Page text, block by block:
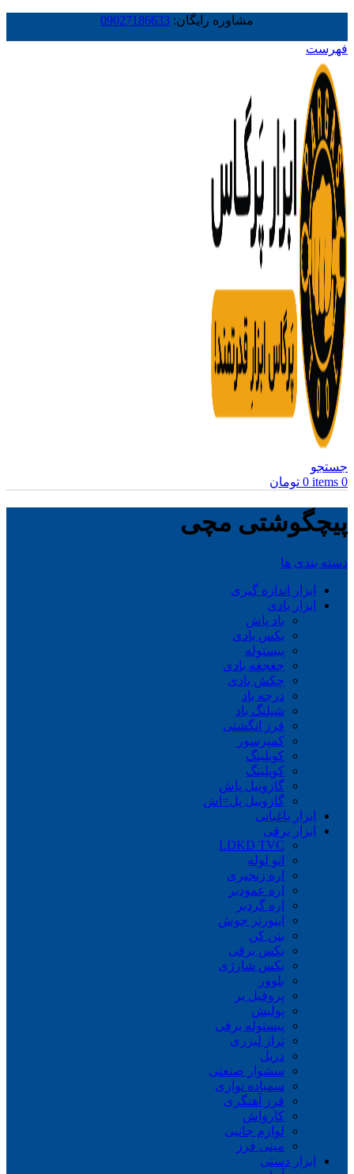
مشاوره رایگان: 09027186633
فهرست
جستجو
0
items
0 تومان
پیچگوشتی مچی
دسته بندی ها
ابزار اندازه گیری
ابزار بادی
باد پاش
بکس بادی
پیستوله
جغجغه بادی
چکش بادی
درجه باد
شیلنگ باد
فرز انگشتی
کمپرسور
کوبلینگ
کوپلینگ
گازوییل پاش
گازوییل پل=اش
ابزار باغبانی
ابزار برقی
LDKD TVC
اتو لوله
اره زنجیری
اره عمودبر
اره گردبر
اینورتر جوش
بتن کن
بکس برقی
بکس شارژی
بلوور
پروفیل بر
پولیش
پیستوله برقی
تراز لیزری
دریل
سشوار صنعتی
سمباده نواری
فرز آهنگری
کارواش
لوازم جانبی
مینی فرز
ابزار دستی